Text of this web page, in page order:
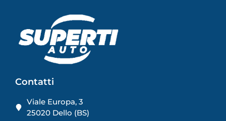
Contatti
Viale Europa, 3
25020 Dello (BS)